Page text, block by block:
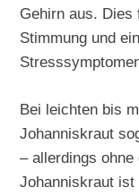
Gehirn aus. Dies
Stimmung und
Bei leichten bis
Johanniskraut
– allerdings ohne
Johanniskraut ist